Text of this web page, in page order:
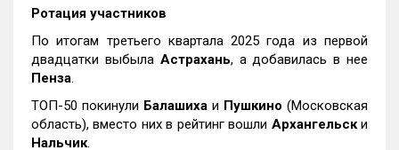
Ротация участников
По итогам третьего квартала 2025 года из первой
двадцатки выбыла Астрахань, а добавилась в нее
Пенза
ТОП-50 покинули Балашиха и Пушкино (Московская
область), вместо них в рейтинг вошли Архангельски
Нальчик